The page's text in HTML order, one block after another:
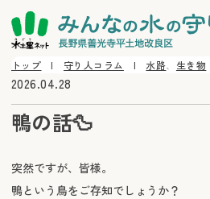
トップ 守り人コラム 水路、 生き物
鴨の話🦆
2026.04.28
突然ですが、皆様。
鴨という鳥をご存知でしょうか？